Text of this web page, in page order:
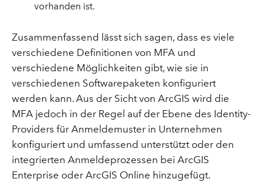
vorhanden ist.
Zusammenfassend lässt sich sagen, dass es viele
verschiedene Definitionen von MFA und
verschiedene Möglichkeiten gibt, wie sie in
verschiedenen Softwarepaketen konfiguriert
werden kann. Aus der Sicht von ArcGIS wird die
MFA jedoch in der Regel auf der Ebene des Identity-
Providers für Anmeldemuster in Unternehmen
konfiguriert und umfassend unterstützt oder den
integrierten Anmeldeprozessen bei ArcGIS
Enterprise oder ArcGIS Online hinzugefügt.